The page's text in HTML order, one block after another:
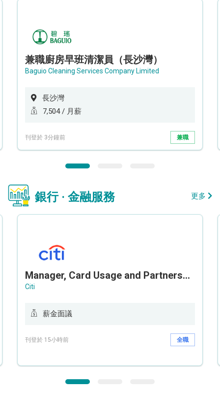
兼職廚房早班清潔員（長沙灣）
Baguio Cleaning Services Company Limited
長沙灣
7,504 / 月薪
刊登於 3分鐘前 兼職
銀行 · 金融服務 更多
Manager, Card Usage and Partnership
Citi
薪金面議
刊登於 15小時前 全職